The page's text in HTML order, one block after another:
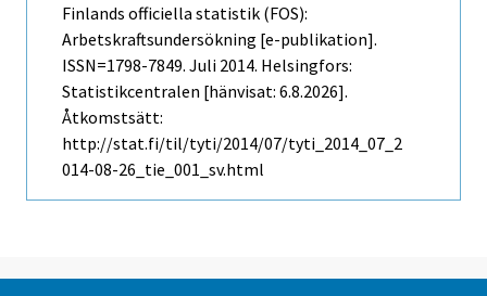
Finlands officiella statistik (FOS):
Arbetskraftsundersökning [e-publikation].
ISSN=1798-7849. Juli 2014. Helsingfors:
Statistikcentralen [hänvisat: 6.8.2026].
Åtkomstsätt:
http://stat.fi/til/tyti/2014/07/tyti_2014_07_2
014-08-26_tie_001_sv.html